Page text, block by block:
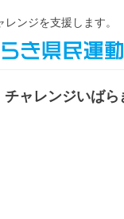
ンジを支援します。
チャレンジいば